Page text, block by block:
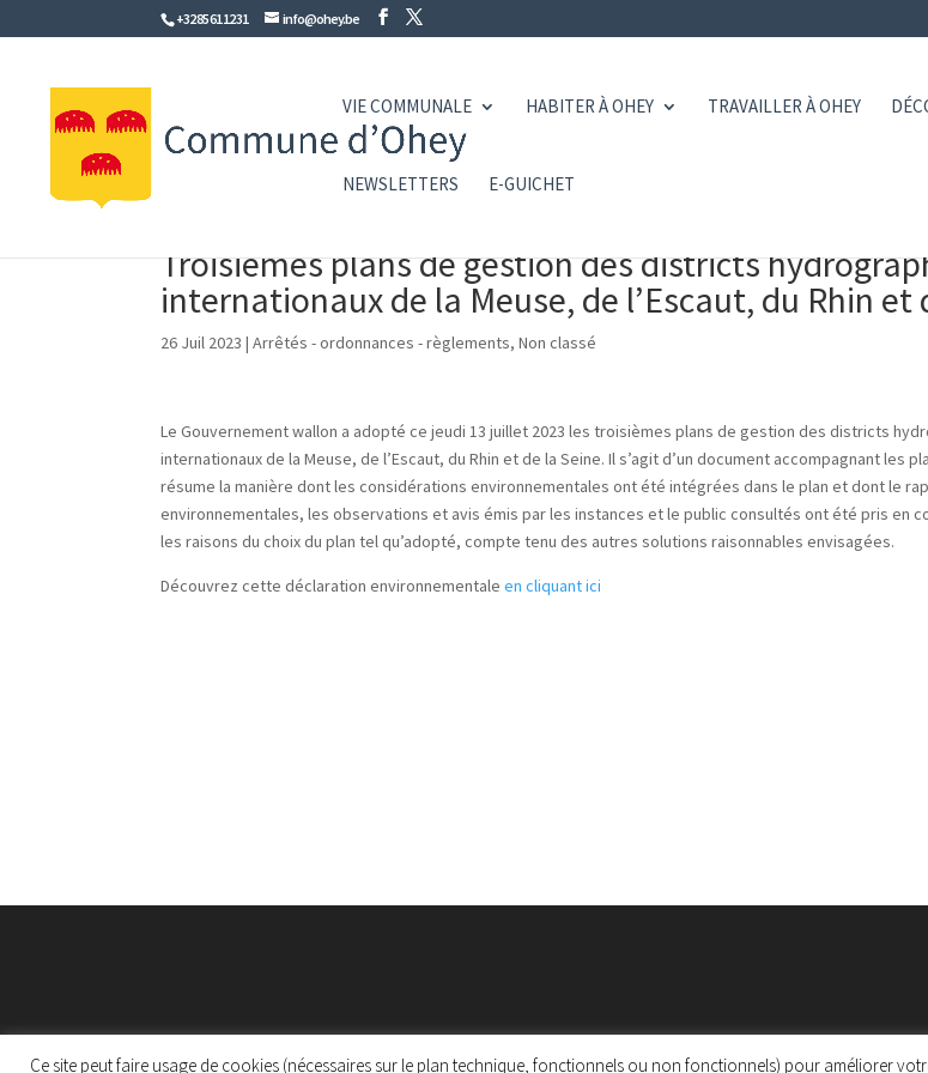
+32 85 61 12 31 info@ohey.be
VIE COMMUNALE HABITER À OHEY TRAVAILLER À OHEY
NEWSLETTERS E-GUICHET
Troisièmes plans de gestion des districts
internationaux de la Meuse, de l’Escaut, du Rhin et
26 Juil 2023 |Arrêtés - ordonnances - règlements,Non classé
Le Gouvernement wallon a adopté ce jeudi 13 juillet 2023 les troisièmes plans de gestion des districts
internationaux de la Meuse, de l’Escaut, du Rhin et de la Seine. Il s’agit d’un document accompagnant les
résume la manière dont les considérations environnementales ont été intégrées dans le plan et dont le
environnementales, les observations et avis émis par les instances et le public consultés ont été pris en
les raisons du choix du plan tel qu’adopté, compte tenu des autres solutions raisonnables envisagées.
Découvrez cette déclaration environnementaleen cliquant ici
Ce site peut faire usage de cookies (nécessaires sur le plan technique, fonctionnels ou non fonctionnels) pour améliorer